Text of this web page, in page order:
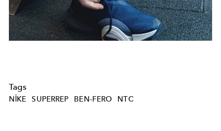
Tags
NIKE SUPERREP BEN-FERO NTC